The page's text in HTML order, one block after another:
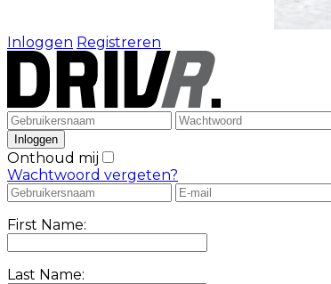
Inloggen Registreren
Onthoud mij
Wachtwoord vergeten?
First Name:
Last Name: